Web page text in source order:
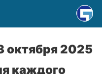
октября 2025
каждого